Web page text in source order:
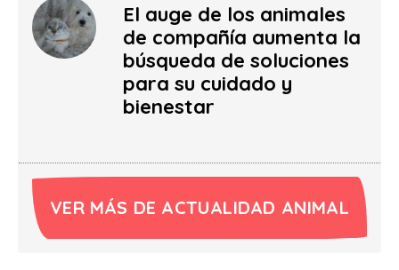
El auge de los animales
de compañía aumenta la
búsqueda de soluciones
para su cuidado y
bienestar
VER MÁS DE ACTUALIDAD ANIMAL